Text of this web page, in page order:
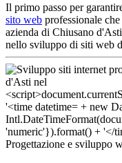
Il primo passo per
sito web professionale
azienda di Chiusano
nello sviluppo di siti web
Progettazione e sviluppo